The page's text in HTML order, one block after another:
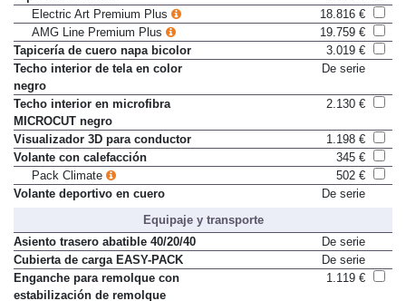
Tapicería de cuero
2.396 €
Electric Art Premium Plus
18.816 €
AMG Line Premium Plus
19.759 €
Tapicería de cuero napa bicolor
3.019 €
Techo interior de tela en color
negro
Techo interior en microfibra
MICROCUT negro
Visualizador 3D para conductor
1.198 €
Volante con calefacción
345 €
Pack Climate
502 €
Equipaje y transporte
Asiento trasero abatible 40/20/40
De serie
Cubierta de carga EASY-PACK
De serie
Enganche para remolque con